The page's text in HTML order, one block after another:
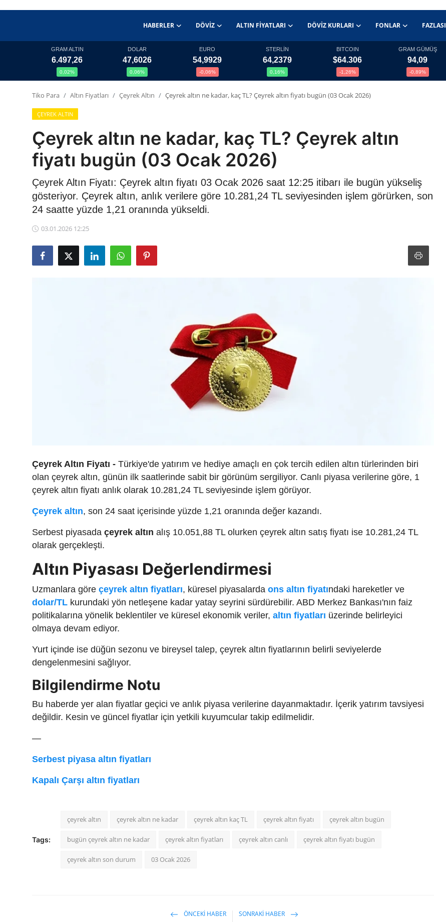
HABERLER DÖVIZ ALTIN FIYATLARI DÖVIZ KURLARI FONLAR FAZLASI
Altın Fiyatları
Döviz Kurları
Kripto Paralar
Çeviriciler
Emtia Fiyatları
GRAM ALTIN
6.497,26
0,02%
DOLAR
47,6026
0,06%
EURO
54,9929
-0,06%
STERLİN
64,2379
0,16%
BITCOIN
$64.306
-1,26%
GRAM GÜMÜŞ
94,09
-0,89%
Tiko Para Altın Fiyatları Çeyrek Altın Çeyrek altın ne kadar, kaç TL? Çeyrek altın fiyatı bugün (03 Ocak 2026)
ÇEYREK ALTIN
Çeyrek altın ne kadar, kaç TL? Çeyrek altın
fiyatı bugün (03 Ocak 2026)
Çeyrek Altın Fiyatı: Çeyrek altın fiyatı 03 Ocak 2026 saat 12:25 itibarı ile bugün yükseliş
gösteriyor. Çeyrek altın, anlık verilere göre 10.281,24 TL seviyesinden işlem görürken, son
24 saatte yüzde 1,21 oranında yükseldi.
03.01.2026 12:25
Çeyrek Altın Fiyatı - Türkiye'de yatırım ve hediye amaçlı en çok tercih edilen altın türlerinden biri
olan çeyrek altın, günün ilk saatlerinde sabit bir görünüm sergiliyor. Canlı piyasa verilerine göre, 1
çeyrek altın fiyatı anlık olarak 10.281,24 TL seviyesinde işlem görüyor.
Çeyrek altın, son 24 saat içerisinde yüzde 1,21 oranında değer kazandı.
Serbest piyasada çeyrek altın alış 10.051,88 TL olurken çeyrek altın satış fiyatı ise 10.281,24 TL
olarak gerçekleşti.
Altın Piyasası Değerlendirmesi
Uzmanlara göre çeyrek altın fiyatları, küresel piyasalarda ons altın fiyatındaki hareketler ve
dolar/TL kurundaki yön netleşene kadar yatay seyrini sürdürebilir. ABD Merkez Bankası'nın faiz
politikalarına yönelik beklentiler ve küresel ekonomik veriler, altın fiyatları üzerinde belirleyici
olmaya devam ediyor.
Yurt içinde ise düğün sezonu ve bireysel talep, çeyrek altın fiyatlarının belirli seviyelerde
dengelenmesini sağlıyor.
Bilgilendirme Notu
Bu haberde yer alan fiyatlar geçici ve anlık piyasa verilerine dayanmaktadır. İçerik yatırım tavsiyesi
değildir. Kesin ve güncel fiyatlar için yetkili kuyumcular takip edilmelidir.
—
Serbest piyasa altın fiyatları
Kapalı Çarşı altın fiyatları
Tags:
çeyrek altın çeyrek altın ne kadar çeyrek altın kaç TL çeyrek altın fiyatı çeyrek altın bugün
bugün çeyrek altın ne kadar çeyrek altın fiyatları çeyrek altın canlı çeyrek altın fiyatı bugün
çeyrek altın son durum 03 Ocak 2026
ÖNCEKI HABER SONRAKI HABER